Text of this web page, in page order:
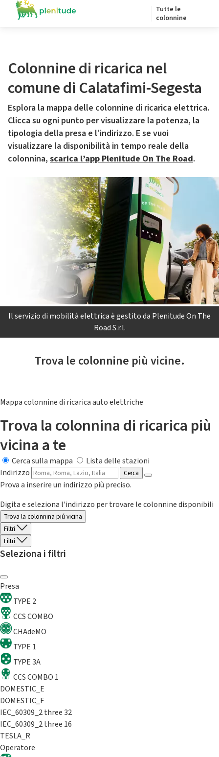
Tutte le
colonnine
Colonnine di ricarica nel
comune di Calatafimi-Segesta
Esplora la mappa delle colonnine di ricarica elettrica.
Clicca su ogni punto per visualizzare la potenza, la
tipologia della presa e l’indirizzo. E se vuoi
visualizzare la disponibilità in tempo reale della
colonnina, scarica l’app Plenitude On The Road.
Il servizio di mobilità elettrica è gestito da Plenitude On The
Road S.r.l.
Trova le colonnine più vicine.
Mappa colonnine di ricarica auto elettriche
Trova la colonnina di ricarica più
vicina a te
Cerca sulla mappa
Lista delle stazioni
Indirizzo
Cerca
Prova a inserire un indirizzo più preciso.
Digita e seleziona l'indirizzo per trovare le colonnine disponibili
Trova la colonnina piú vicina
Filtri
Filtri
Seleziona i filtri
Presa
TYPE 2
CCS COMBO
CHAdeMO
TYPE 1
TYPE 3A
CCS COMBO 1
DOMESTIC_E
DOMESTIC_F
IEC_60309_2 three 32
IEC_60309_2 three 16
TESLA_R
Operatore